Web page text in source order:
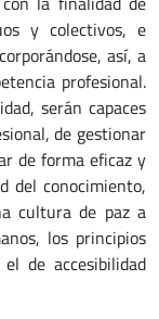
y colectivos, e
así, a
profesional.
serán capaces
de gestionar
de forma eficaz y
del conocimiento,
cultura de paz a
los principios
de accesibilidad